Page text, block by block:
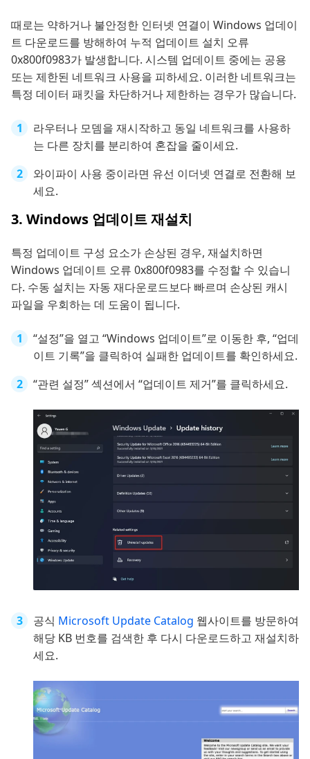
때로는 약하거나 불안정한 인터넷 연결이 Windows 업데이
트 다운로드를 방해하여 누적 업데이트 설치 오류
0x800f0983가 발생합니다. 시스템 업데이트 중에는 공용
또는 제한된 네트워크 사용을 피하세요. 이러한 네트워크는
특정 데이터 패킷을 차단하거나 제한하는 경우가 많습니다.
라우터나 모뎀을 재시작하고 동일 네트워크를 사용하
는 다른 장치를 분리하여 혼잡을 줄이세요.
와이파이 사용 중이라면 유선 이더넷 연결로 전환해 보
세요.
3. Windows 업데이트 재설치
특정 업데이트 구성 요소가 손상된 경우, 재설치하면
Windows 업데이트 오류 0x800f0983를 수정할 수 있습니
다. 수동 설치는 자동 재다운로드보다 빠르며 손상된 캐시
파일을 우회하는 데 도움이 됩니다.
“설정”을 열고 “Windows 업데이트”로 이동한 후, “업데
이트 기록”을 클릭하여 실패한 업데이트를 확인하세요.
“관련 설정” 섹션에서 “업데이트 제거”를 클릭하세요.
공식 Microsoft Update Catalog 웹사이트를 방문하여
해당 KB 번호를 검색한 후 다시 다운로드하고 재설치하
세요.